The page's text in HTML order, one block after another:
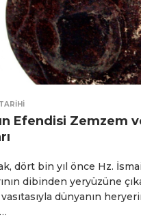
Efendisi Zemzem
dört bin yıl önce Hz.
dibinden yeryüzüne
vasıtasıyla dünyanın